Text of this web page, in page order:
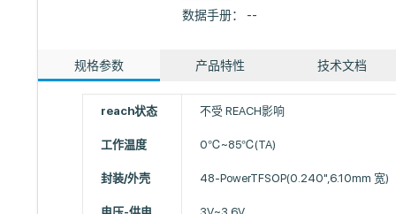
数据手册： --
规格参数 产品特性 技术文档
reach状态 不受 REACH影响
工作温度 0℃~85℃(TA)
封装/外壳 48-PowerTFSOP(0.240",6.10mm 宽)